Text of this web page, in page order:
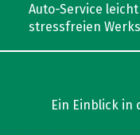
Auto-Service
stressfreien
Ein Einblick in